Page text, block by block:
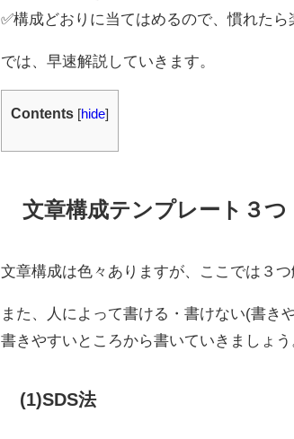
✅構成どおりに当てはめるので、慣れたら
では、早速解説していきます。
Contents [hide]
文章構成テンプレート３つ
文章構成は色々ありますが、ここでは３つ
また、人によって書ける・書けない(書き
書きやすいところから書いていきましょう
(1)SDS法